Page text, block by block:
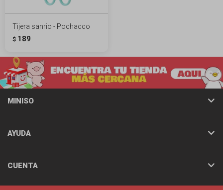
Tijera sanrio - Pochacco
$ 189
MINISO
AYUDA
CUENTA